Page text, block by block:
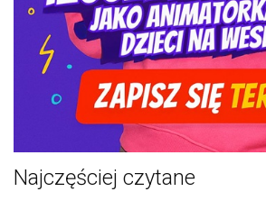
Najczęściej czytane